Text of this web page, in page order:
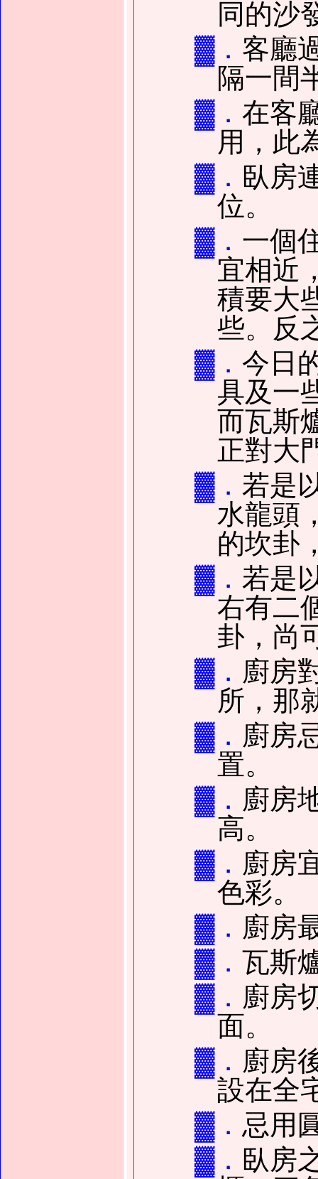
同的沙
▓． 客廳
隔一間
▓． 在客
用，此
▓． 臥房
位。
▓． 一個
宜相近
積要大
些。反
▓． 今日
具及一
而瓦斯
正對大
▓． 若是
水龍頭
的坎卦
▓． 若是
右有二
卦，尚
▓． 廚房
所，那
▓． 廚房
置。
▓． 廚房
高。
▓． 廚房
色彩。
▓． 廚房
▓． 瓦斯
▓． 廚房
面。
▓． 廚房
設在全
▓． 忌用
▓． 臥房